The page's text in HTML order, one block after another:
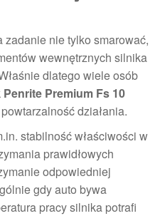
nie tylko smarować,
wewnętrznych silnika
dlatego wiele osób
Penrite Premium Fs 10
działania.
stabilność właściwości w
prawidłowych
odpowiedniej
gdy auto bywa
pracy silnika potrafi